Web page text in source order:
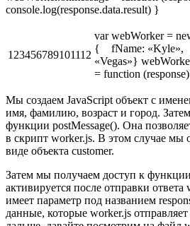
console.log(response.data.result) }
123456789101112
var webWorker =
{ fName: «Kyle»,
«Vegas»}
= function
Мы создаем JavaScript объект с
имя, фамилию, возраст и город.
функции postMessage(). Она
в скрипт worker.js. В этом случае мы
виде объекта customer.
Затем мы получаем доступ к функции
активируется после отправки
имеет параметр под названием
данные, которые worker.js